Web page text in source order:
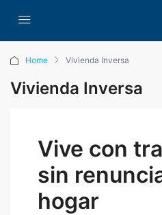
Home Vivienda Inversa
Vivienda Inversa
Vive con
sin
hogar